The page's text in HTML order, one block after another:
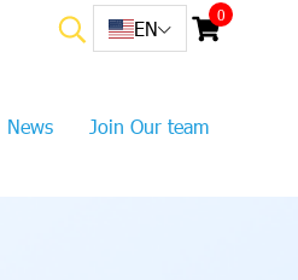
EN
0
News Join Our team